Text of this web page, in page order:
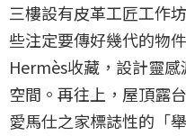
三樓設有皮革工匠工作
些注定要傳好幾代的物
Hermès收藏，設計靈
空間。再往上，屋頂露
愛馬仕之家標誌性的「